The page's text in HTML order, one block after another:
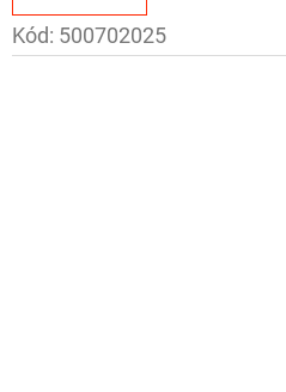
Kód: 500702025